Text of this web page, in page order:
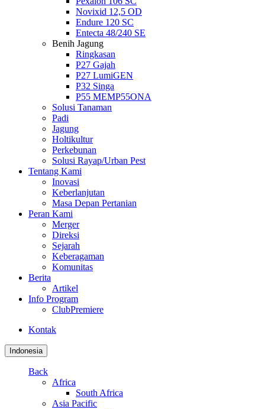
Novixid 12,5 OD
Endure 120 SC
Entecta 48/240 SE
Benih Jagung
Ringkasan
P27 Gajah
P27 LumiGEN
P32 Singa
P55 MEMP55ONA
Solusi Tanaman
Padi
Jagung
Holtikultur
Perkebunan
Solusi Rayap/Urban Pest
Tentang Kami
Inovasi
Keberlanjutan
Masa Depan Pertanian
Peran Kami
Merger
Direksi
Sejarah
Keberagaman
Komunitas
Berita
Artikel
Info Program
ClubPremiere
Kontak
Indonesia
Back
Africa
South Africa
Asia Pacific